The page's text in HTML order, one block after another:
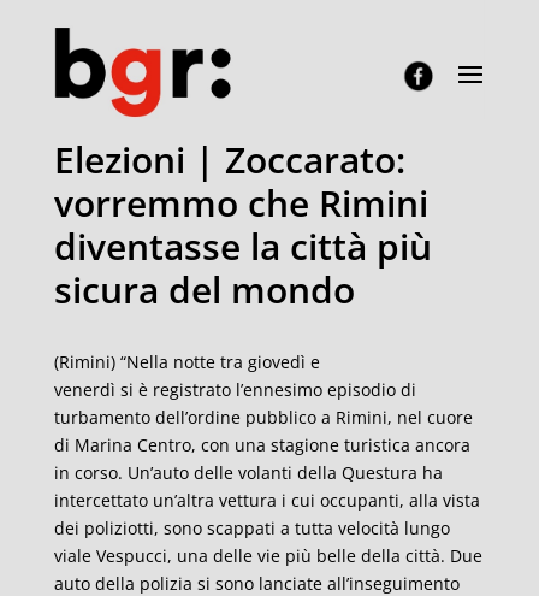
Elezioni | Zoccarato:
vorremmo che Rimini
diventasse la città più
sicura del mondo
(Rimini) “Nella notte tra giovedì e
venerdì si è registrato l’ennesimo episodio di
turbamento dell’ordine pubblico a Rimini, nel cuore
di Marina Centro, con una stagione turistica ancora
in corso. Un’auto delle volanti della Questura ha
intercettato un’altra vettura i cui occupanti, alla vista
dei poliziotti, sono scappati a tutta velocità lungo
viale Vespucci, una delle vie più belle della città. Due
auto della polizia si sono lanciate all’inseguimento